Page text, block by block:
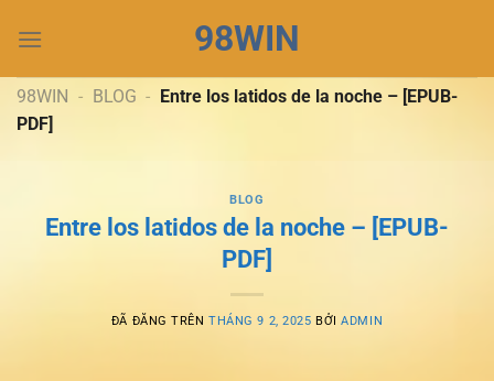
đến
dung
98WIN
98WIN - BLOG - Entre los latidos de la noche – [EPUB-
PDF]
BLOG
Entre los latidos de la noche – [EPUB-
PDF]
ĐÃ ĐĂNG TRÊNTHÁNG 9 2, 2025 BỞIADMIN